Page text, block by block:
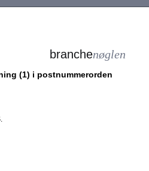
branchenøglen
(1) i postnummerorden